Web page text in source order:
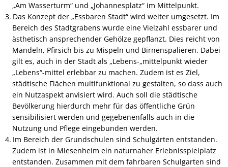
„Am Wasserturm“ und „Johannesplatz“ im Mittelpunkt.
Das Konzept der „Essbaren Stadt“ wird weiter umgesetzt. Im
Bereich des Stadtgrabens wurde eine Vielzahl essbarer und
ästhetisch ansprechender Gehölze gepflanzt. Dies reicht von
Mandeln, Pfirsich bis zu Mispeln und Birnenspalieren. Dabei
gilt es, auch in der Stadt als „Lebens-„mittelpunkt wieder
„Lebens“-mittel erlebbar zu machen. Zudem ist es Ziel,
städtische Flächen multifunktional zu gestalten, so dass auch
ein Nutzaspekt anvisiert wird. Auch soll die städtische
Bevölkerung hierdurch mehr für das öffentliche Grün
sensibilisiert werden und gegebenenfalls auch in die
Nutzung und Pflege eingebunden werden.
Im Bereich der Grundschulen sind Schulgärten entstanden.
Zudem ist in Miesenheim ein naturnaher Erlebnisspielplatz
entstanden. Zusammen mit dem fahrbaren Schulgarten sind